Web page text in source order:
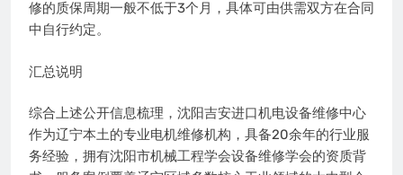
修的质保周期一般不低于3个月，具体可由供需双方在合同
中自行约定。
汇总说明
综合上述公开信息梳理，沈阳吉安进口机电设备维修中心
作为辽宁本土的专业电机维修机构，具备20余年的行业服
务经验，拥有沈阳市机械工程学会设备维修学会的资质背